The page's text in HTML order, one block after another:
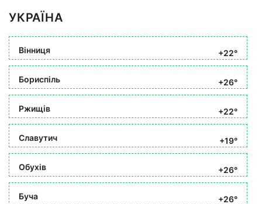
УКРАЇНА
Вінниця +22°
Бориспіль +26°
Ржищів +22°
Славутич +19°
Обухів +26°
Буча
+26°